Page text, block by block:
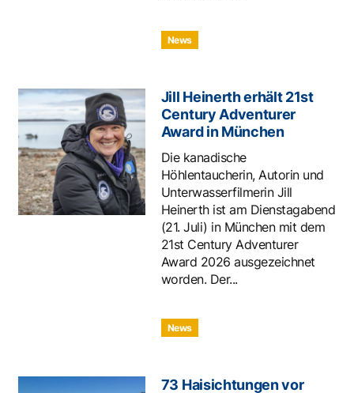
News
Jill Heinerth erhält 21st
Century Adventurer
Award in München
Die kanadische
Höhlentaucherin, Autorin und
Unterwasserfilmerin Jill
Heinerth ist am Dienstagabend
(21. Juli) in München mit dem
21st Century Adventurer
Award 2026 ausgezeichnet
worden. Der...
News
73 Haisichtungen vor